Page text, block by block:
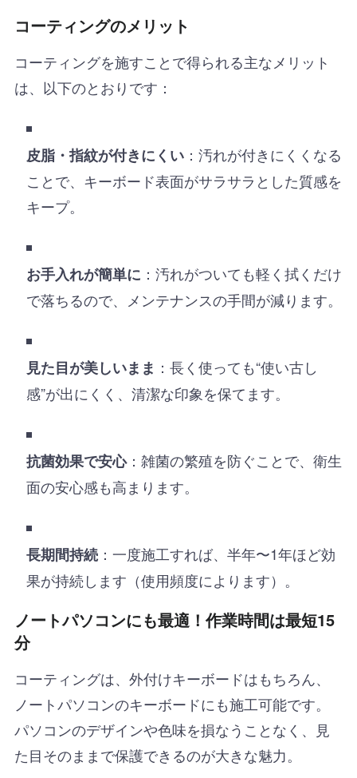
コーティングのメリット
コーティングを施すことで得られる主なメリット
は、以下のとおりです：
皮脂・指紋が付きにくい：汚れが付きにくくなる
ことで、キーボード表面がサラサラとした質感を
キープ。
お手入れが簡単に ：汚れがついても軽く拭くだけ
で落ちるので、メンテナンスの手間が減ります。
見た目が美しいまま ：長く使っても“使い古し
感”が出にくく、清潔な印象を保てます。
抗菌効果で安心：雑菌の繁殖を防ぐことで、衛生
面の安心感も高まります。
長期間持続：一度施工すれば、半年〜1年ほど効
果が持続します（使用頻度によります）。
ノートパソコンにも最適！作業時間は最短15
分
コーティングは、外付けキーボードはもちろん、
ノートパソコンのキーボードにも施工可能です。
パソコンのデザインや色味を損なうことなく、見
た目そのままで保護できるのが大きな魅力。